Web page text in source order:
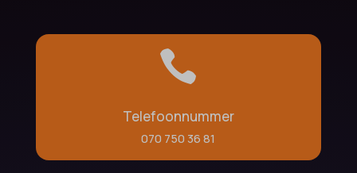

Telefoonnummer
070 750 36 81